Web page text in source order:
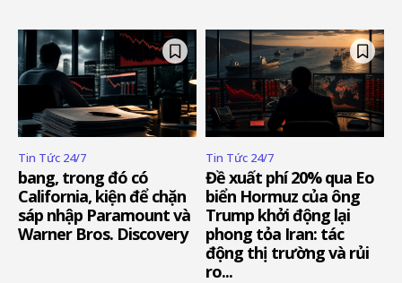
Tin Tức 24/7
bang, trong đó có
California, kiện để chặn
sáp nhập Paramount và
Warner Bros. Discovery
Tin Tức 24/7
Đề xuất phí 20% qua Eo
biển Hormuz của ông
Trump khởi động lại
phong tỏa Iran: tác
động thị trường và rủi
ro...